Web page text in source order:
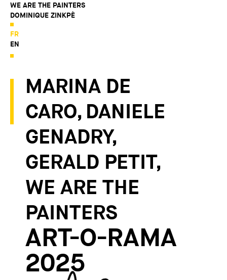
WE ARE THE PAINTERS
DOMINIQUE ZINKPÈ
FR
EN
MARINA DE
CARO, DANIELE
GENADRY,
GERALD PETIT,
WE ARE THE
PAINTERS
ART-O-RAMA
2025